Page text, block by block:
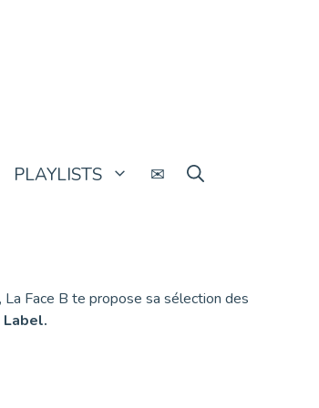
PLAYLISTS ✉
Face B te propose sa sélection des
Label.